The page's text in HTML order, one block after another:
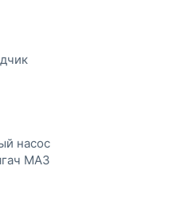
насос
МАЗ